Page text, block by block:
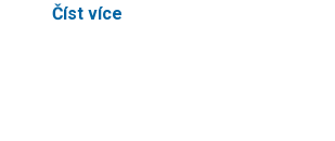
Číst více